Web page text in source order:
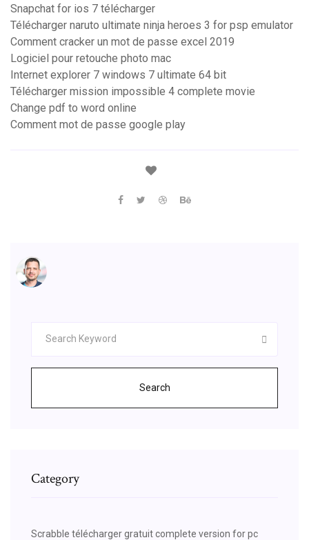
Snapchat for ios 7 télécharger
Télécharger naruto ultimate ninja heroes 3 for psp emulator
Comment cracker un mot de passe excel 2019
Logiciel pour retouche photo mac
Internet explorer 7 windows 7 ultimate 64 bit
Télécharger mission impossible 4 complete movie
Change pdf to word online
Comment mot de passe google play
Search
Category
Scrabble télécharger gratuit complete version for pc